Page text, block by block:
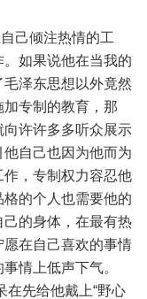
己倾注热情的工
如果说他在当我的
泽东思想以外竟然
专制的教育，那
许许多多听众展示
自己也因为他而为
，专制权力容忍他
的个人也需要他的
的身体，在最有热
在自己喜欢的事情
情上低声下气。
在先给他戴上“野心